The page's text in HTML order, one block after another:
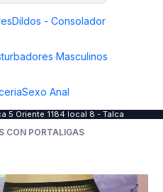
Dildos - Consolador
Masculinos
Sexo Anal
5 Oriente 1184 local 8 - Talca
CON PORTALIGAS